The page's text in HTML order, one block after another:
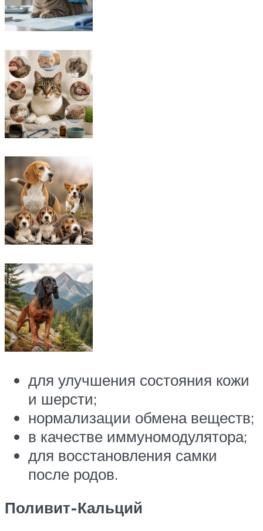
для улучшения состояния кожи
и шерсти;
нормализации обмена веществ;
в качестве иммуномодулятора;
для восстановления самки
после родов.
Поливит-Кальций